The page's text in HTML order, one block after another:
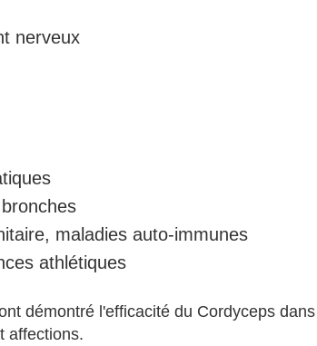
nerveux
maladies auto-immunes
athlétiques
démontré l'efficacité du Cordyceps dans
affections.